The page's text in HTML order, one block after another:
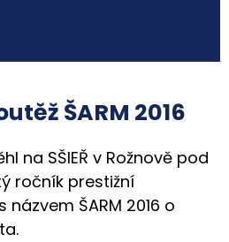
ŠARM 2016
na SŠIEŘ v Rožnově pod
ročník prestižní
ŠARM 2016 o